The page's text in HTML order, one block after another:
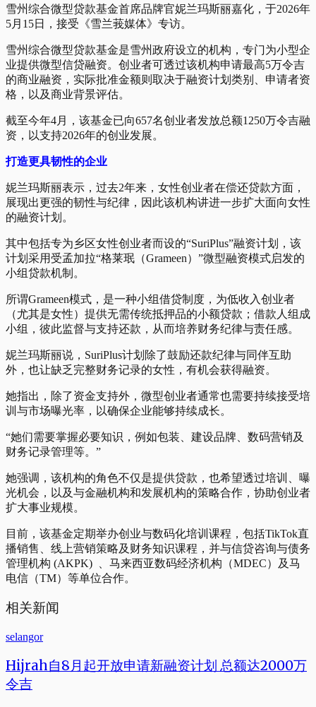
雪州综合微型贷款基金首席品牌官妮兰玛斯丽嘉化，于2026年
5月15日，接受《雪兰莪媒体》专访。
雪州综合微型贷款基金是雪州政府设立的机构，专门为小型企
业提供微型信贷融资。创业者可透过该机构申请最高5万令吉
的商业融资，实际批准金额则取决于融资计划类别、申请者资
格，以及商业背景评估。
截至今年4月，该基金已向657名创业者发放总额1250万令吉融
资，以支持2026年的创业发展。
打造更具韧性的企业
妮兰玛斯丽表示，过去2年来，女性创业者在偿还贷款方面，
展现出更强的韧性与纪律，因此该机构讲进一步扩大面向女性
的融资计划。
其中包括专为乡区女性创业者而设的“SuriPlus”融资计划，该
计划采用受孟加拉“格莱珉（Grameen）”微型融资模式启发的
小组贷款机制。
所谓Grameen模式，是一种小组借贷制度，为低收入创业者
（尤其是女性）提供无需传统抵押品的小额贷款；借款人组成
小组，彼此监督与支持还款，从而培养财务纪律与责任感。
妮兰玛斯丽说，SuriPlus计划除了鼓励还款纪律与同伴互助
外，也让缺乏完整财务记录的女性，有机会获得融资。
她指出，除了资金支持外，微型创业者通常也需要持续接受培
训与市场曝光率，以确保企业能够持续成长。
“她们需要掌握必要知识，例如包装、建设品牌、数码营销及
财务记录管理等。”
她强调，该机构的角色不仅是提供贷款，也希望透过培训、曝
光机会，以及与金融机构和发展机构的策略合作，协助创业者
扩大事业规模。
目前，该基金定期举办创业与数码化培训课程，包括TikTok直
播销售、线上营销策略及财务知识课程，并与信贷咨询与债务
管理机构 (AKPK) 、马来西亚数码经济机构（MDEC）及马
电信（TM）等单位合作。
相关新闻
selangor
Hijrah自8月起开放申请新融资计划 总额达2000万
令吉